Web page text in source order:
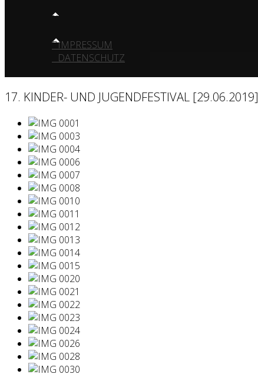
KONTAKT
IMPRESSUM
DATENSCHUTZ
17. KINDER- UND JUGENDFESTIVAL [29.06.2019]